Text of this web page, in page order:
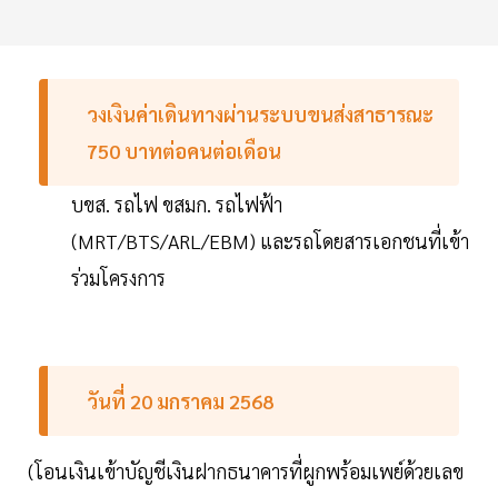
วงเงินค่าเดินทางผ่านระบบขนส่งสาธารณะ
750 บาทต่อคนต่อเดือน
บขส. รถไฟ ขสมก. รถไฟฟ้า
(MRT/BTS/ARL/EBM) และรถโดยสารเอกชนที่เข้า
ร่วมโครงการ
วันที่ 20 มกราคม 2568
(โอนเงินเข้าบัญชีเงินฝากธนาคารที่ผูกพร้อมเพย์ด้วยเลข